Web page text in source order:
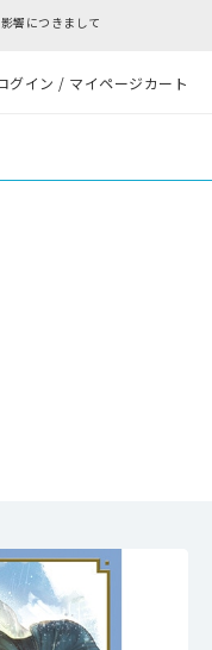
響につきまして
グイン / マイページカート